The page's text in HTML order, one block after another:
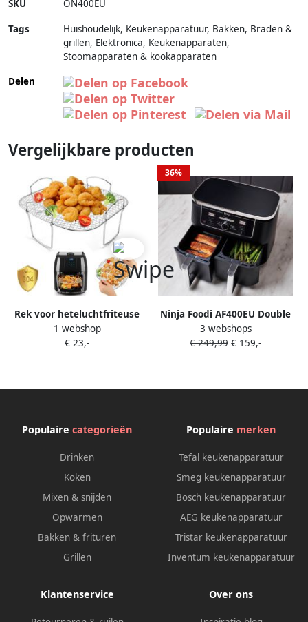
SKU ON400EU
Tags
Huishoudelijk, Keukenapparatuur, Bakken, Braden &
grillen, Elektronica, Keukenapparaten,
Stoomapparaten & kookapparaten
Delen
Vergelijkbare producten
Rek voor heteluchtfriteuse
grillrooster voor airfryer van
304 roestvrij staal accessoire
4L XXL Ninja Speedi AF180EU
1 webshop
€ 23,-
36%
Ninja Foodi AF400EU Double
Airfryer XXL Deux
compartiments de cuisson 9
3 webshops
€ 249,99 € 159,-
Populaire categorieën
Drinken
Koken
Mixen & snijden
Opwarmen
Bakken & frituren
Grillen
Populaire merken
Tefal keukenapparatuur
Smeg keukenapparatuur
Bosch keukenapparatuur
AEG keukenapparatuur
Tristar keukenapparatuur
Inventum keukenapparatuur
Klantenservice Over ons